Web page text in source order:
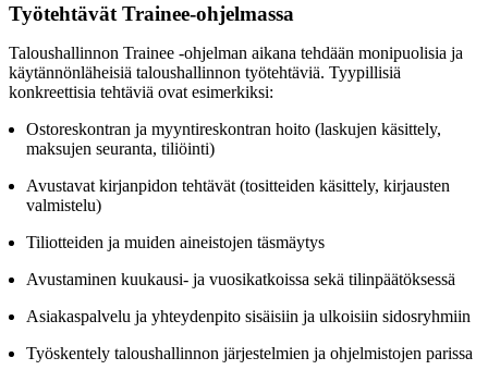
Työtehtävät Trainee-ohjelmassa
Taloushallinnon Trainee -ohjelman aikana tehdään monipuolisia ja
käytännönläheisiä taloushallinnon työtehtäviä. Tyypillisiä
konkreettisia tehtäviä ovat esimerkiksi:
Ostoreskontran ja myyntireskontran hoito (laskujen käsittely,
maksujen seuranta, tiliöinti)
Avustavat kirjanpidon tehtävät (tositteiden käsittely, kirjausten
valmistelu)
Tiliotteiden ja muiden aineistojen täsmäytys
Avustaminen kuukausi- ja vuosikatkoissa sekä tilinpäätöksessä
Asiakaspalvelu ja yhteydenpito sisäisiin ja ulkoisiin sidosryhmiin
Työskentely taloushallinnon järjestelmien ja ohjelmistojen parissa